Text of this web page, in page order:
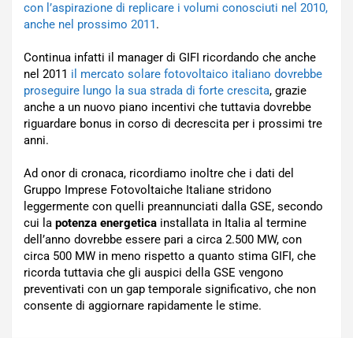
con l’aspirazione di replicare i volumi conosciuti nel 2010,
anche nel prossimo 2011.
Continua infatti il manager di GIFI ricordando che anche
nel 2011 il mercato solare fotovoltaico italiano dovrebbe
proseguire lungo la sua strada di forte crescita, grazie
anche a un nuovo piano incentivi che tuttavia dovrebbe
riguardare bonus in corso di decrescita per i prossimi tre
anni.
Ad onor di cronaca, ricordiamo inoltre che i dati del
Gruppo Imprese Fotovoltaiche Italiane stridono
leggermente con quelli preannunciati dalla GSE, secondo
cui la potenza energetica installata in Italia al termine
dell’anno dovrebbe essere pari a circa 2.500 MW, con
circa 500 MW in meno rispetto a quanto stima GIFI, che
ricorda tuttavia che gli auspici della GSE vengono
preventivati con un gap temporale significativo, che non
consente di aggiornare rapidamente le stime.